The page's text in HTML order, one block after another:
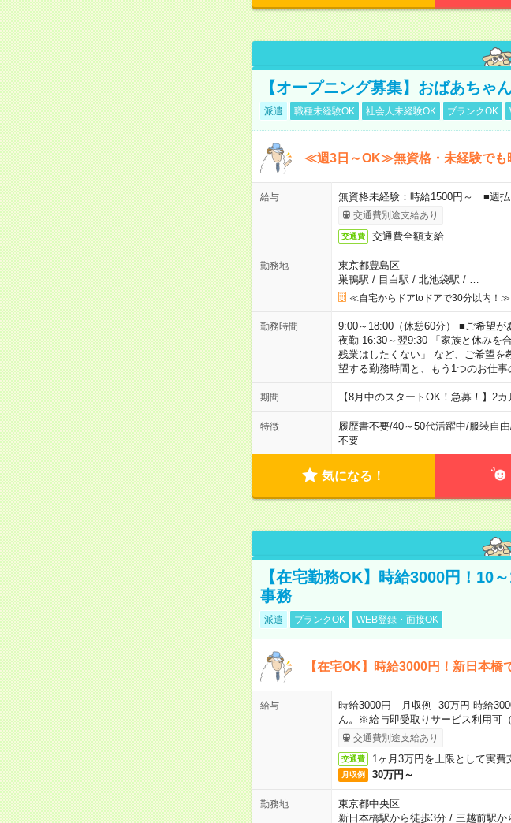
【オープニング募集】おばあちゃ
派遣 職種未経験OK 社会人未経験OK ブランクOK
≪週3日～OK≫無資格・未経験でも
給与 無資格未経験：時給1500円～ ■週
交通費別途支給あり
交通費 交通費全額支給
勤務地
東京都豊島区
巣鴨駅 / 目白駅 / 北池袋駅 /
≪自宅からドアtoドアで30分以内！≫
勤務時間
9:00～18:00（休憩60分） ■ご希望
夜勤 16:30～翌9:30 「家族と休みを
残業はしたくない」 など、ご希望
望する勤務時間と、もう1つのお仕
期間 【8月中のスタートOK！急募！】2
特徴 履歴書不要/40～50代活躍中/服装自由
不要
気になる！
【在宅勤務OK】時給3000円！10
事務
派遣 ブランクOK WEB登録・面接OK
【在宅OK】時給3000円！新日本橋
給与
時給3000円 月収例 30万円 時給
ん。※給与即受取りサービス利用可（
交通費別途支給あり
交通費 1ヶ月3万円を上限として実費
月収例 30万円～
勤務地
東京都中央区
新日本橋駅から徒歩3分/ 三越前駅か